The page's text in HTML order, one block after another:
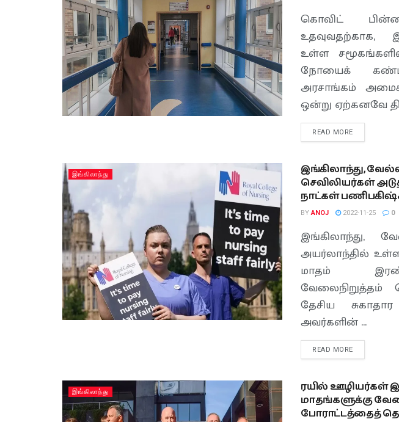
கொவிட்
உதவுவதற்காக,
உள்ள
நோயைக்
அரசாங்கம்
ஒன்று ஏற்கனவே
READ MORE
இங்கிலாந்து
இங்கிலாந்து,
செவிலியர்கள்
நாட்கள்
BY ANOJ 2022-11-25 0
இங்கிலாந்து,
அயர்லாந்தில்
மாதம்
தேசிய
அவர்களின் ...
READ MORE
இங்கிலாந்து
ரயில் ஊழியர்கள்
மாதங்களுக்கு
போராட்டத்தைத்